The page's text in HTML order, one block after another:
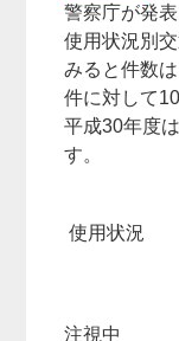
警察庁が発
使用状況別
みると件数
件に対して
平成30年度
す。
使用状況
注視中